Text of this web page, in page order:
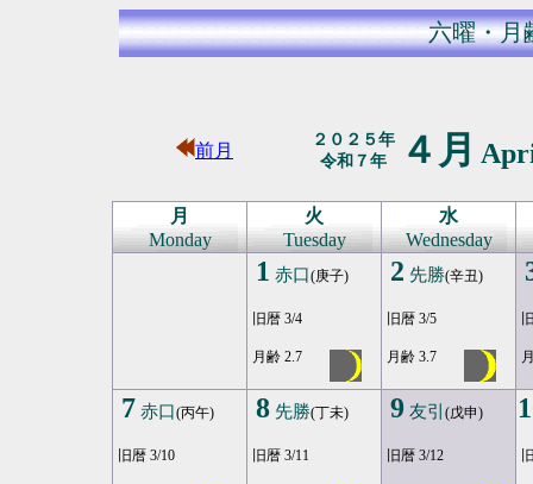
六曜・月
前月
２０２５年
令和７年
４月
月
Monday
火
Tuesday
水
Wednesday
1 赤口(庚子)
旧暦 3/4
月齢 2.7
2 先勝(辛丑)
旧暦 3/5
月齢 3.7
7 赤口(丙午)
旧暦 3/10
8 先勝(丁未)
旧暦 3/11
9 友引 (戊申)
旧暦 3/12